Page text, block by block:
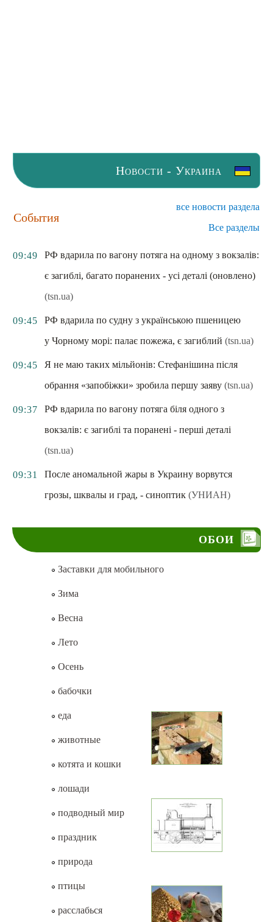
Новости - Украина
События
все новости раздела
Все разделы
09:49
РФ вдарила по вагону потяга на одному з вокзалів:
є загиблі, багато поранених - усі деталі (оновлено)
(tsn.ua)
09:45
РФ вдарила по судну з українською пшеницею
у Чорному морі: палає пожежа, є загиблий (tsn.ua)
09:45
Я не маю таких мільйонів: Стефанішина після
обрання «запобіжки» зробила першу заяву (tsn.ua)
09:37
РФ вдарила по вагону потяга біля одного з
вокзалів: є загиблі та поранені - перші деталі
(tsn.ua)
09:31
После аномальной жары в Украину ворвутся
грозы, шквалы и град, - синоптик (УНИАН)
ОБОИ
Заставки для мобильного
Зима
Весна
Лето
Осень
бабочки
еда
животные
котята и кошки
лошади
подводный мир
праздник
природа
птицы
расслабься